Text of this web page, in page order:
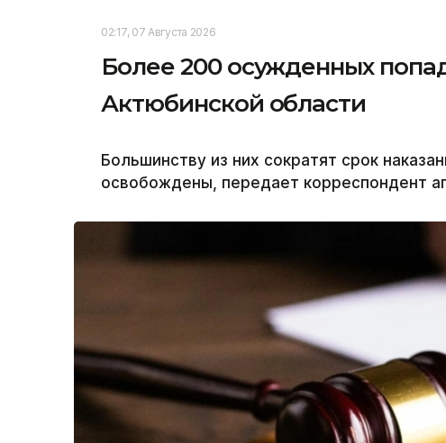
02:17, 07 Августа 2026
Более 200 осужденных
Актюбинской области
Большинству из них сократят срок
освобождены, передает корреспондент